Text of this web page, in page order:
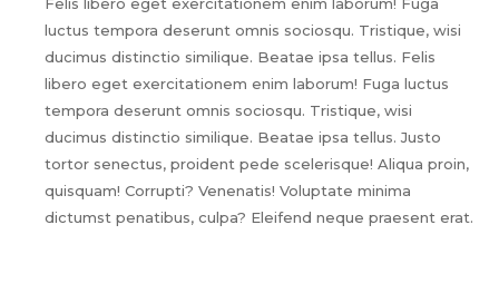
Felis libero eget exercitationem enim laborum! Fuga
luctus tempora deserunt omnis sociosqu. Tristique, wisi
ducimus distinctio similique. Beatae ipsa tellus. Felis
libero eget exercitationem enim laborum! Fuga luctus
tempora deserunt omnis sociosqu. Tristique, wisi
ducimus distinctio similique. Beatae ipsa tellus. Justo
tortor senectus, proident pede scelerisque! Aliqua proin,
quisquam! Corrupti? Venenatis! Voluptate minima
dictumst penatibus, culpa? Eleifend neque praesent erat.